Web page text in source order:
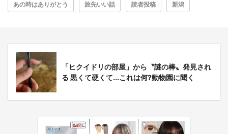
あの時はありがとう 旅先いい話 読者投稿 新潟
「ヒクイドリの部屋」から〝謎の棒〟発見され
る 黒くて硬くて...これは何?動物園に聞く